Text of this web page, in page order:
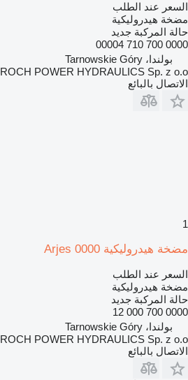
السعر عند الطلب
مضخة هيدروليكية
حالة المركبة جديد
0000 700 710 00004
بولندا، Tarnowskie Góry
ROCH POWER HYDRAULICS Sp. z o.o.
الاتصال بالبائع
1
مضخة هيدروليكية Arjes 0000
السعر عند الطلب
مضخة هيدروليكية
حالة المركبة جديد
0000 700 000 12
بولندا، Tarnowskie Góry
ROCH POWER HYDRAULICS Sp. z o.o.
الاتصال بالبائع